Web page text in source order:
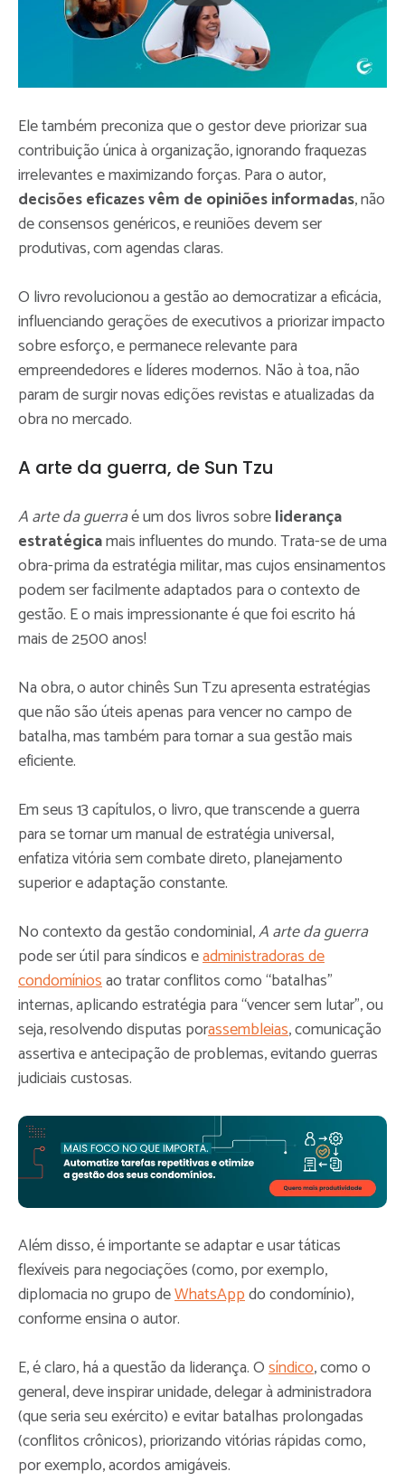
Ele também preconiza que o gestor deve priorizar sua
contribuição única à organização, ignorando fraquezas
irrelevantes e maximizando forças. Para o autor,
decisões eficazes vêm de opiniões informadas, não
de consensos genéricos, e reuniões devem ser
produtivas, com agendas claras.
O livro revolucionou a gestão ao democratizar a eficácia,
influenciando gerações de executivos a priorizar impacto
sobre esforço, e permanece relevante para
empreendedores e líderes modernos. Não à toa, não
param de surgir novas edições revistas e atualizadas da
obra no mercado.
A arte da guerra, de Sun Tzu
A arte da guerraé um dos livros sobreliderança
estratégicamais influentes do mundo. Trata-se de uma
obra-prima da estratégia militar, mas cujos ensinamentos
podem ser facilmente adaptados para o contexto de
gestão. E o mais impressionante é que foi escrito há
mais de 2500 anos!
Na obra, o autor chinês Sun Tzu apresenta estratégias
que não são úteis apenas para vencer no campo de
batalha, mas também para tornar a sua gestão mais
eficiente.
Em seus 13 capítulos, o livro, que transcende a guerra
para se tornar um manual de estratégia universal,
enfatiza vitória sem combate direto, planejamento
superior e adaptação constante.​
No contexto da gestão condominial,A arte da guerra
pode ser útil para síndicos eadministradoras de
condomíniosao tratar conflitos como “batalhas”
internas, aplicando estratégia para “vencer sem lutar”, ou
seja, resolvendo disputas porassembleias, comunicação
assertiva e antecipação de problemas, evitando guerras
judiciais custosas.
Além disso, é importante se adaptar e usar táticas
flexíveis para negociações (como, por exemplo,
diplomacia no grupo deWhatsAppdo condomínio),
conforme ensina o autor.
E, é claro, há a questão da liderança. Osíndico, como o
general, deve inspirar unidade, delegar à administradora
(que seria seu exército) e evitar batalhas prolongadas
(conflitos crônicos), priorizando vitórias rápidas como,
por exemplo, acordos amigáveis.